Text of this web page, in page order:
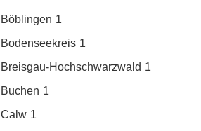
Böblingen 1
Bodenseekreis 1
Breisgau-Hochschwarzwald 1
Buchen 1
Calw 1